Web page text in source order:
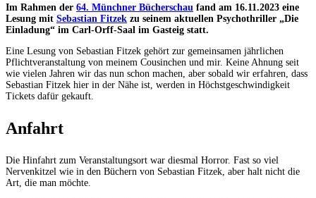
Im Rahmen der 64. Münchner Bücherschau fand am 16.11.2023 eine
Lesung mit Sebastian Fitzek zu seinem aktuellen Psychothriller „Die
Einladung“ im Carl-Orff-Saal im Gasteig statt.
Eine Lesung von Sebastian Fitzek gehört zur gemeinsamen jährlichen
Pflichtveranstaltung von meinem Cousinchen und mir. Keine Ahnung seit
wie vielen Jahren wir das nun schon machen, aber sobald wir erfahren, dass
Sebastian Fitzek hier in der Nähe ist, werden in Höchstgeschwindigkeit
Tickets dafür gekauft.
Anfahrt
Die Hinfahrt zum Veranstaltungsort war diesmal Horror. Fast so viel
Nervenkitzel wie in den Büchern von Sebastian Fitzek, aber halt nicht die
Art, die man möchte.